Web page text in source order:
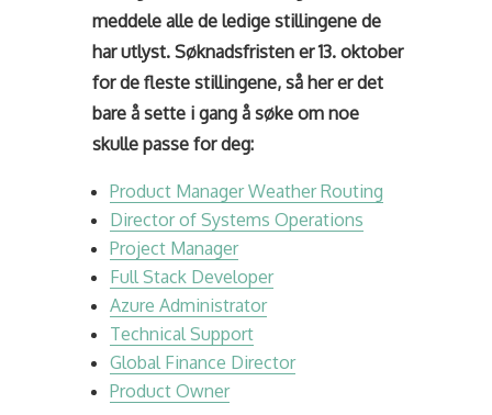
meddele alle de ledige stillingene de
har utlyst. Søknadsfristen er 13. oktober
for de fleste stillingene, så her er det
bare å sette i gang å søke om noe
skulle passe for deg:
Product Manager Weather Routing
Director of Systems Operations
Project Manager
Full Stack Developer
Azure Administrator
Technical Support
Global Finance Director
Product Owner